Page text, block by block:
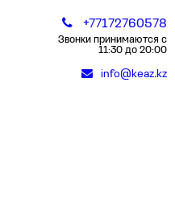
+77172760578
Звонки принимаются с
11:30 до 20:00
info@keaz.kz